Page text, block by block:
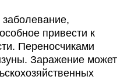
привести к
Переносчиками
Заражение может